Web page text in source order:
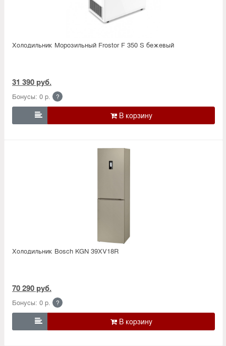
Холодильник Морозильный Frostor F 350 S бежевый
31 390 руб.
Бонусы: 0 р. ?

Холодильник Bosсh KGN 39XV18R
70 290 руб.
Бонусы: 0 р. ?
